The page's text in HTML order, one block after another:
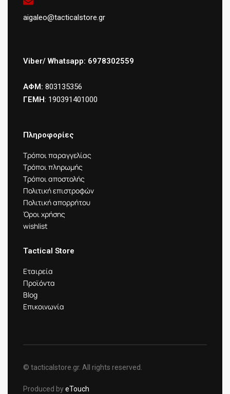
aigaleo@tacticalstore.gr
Viber/ Whatsapp: 6978302559
ΑΦΜ: 803135356
ΓΕΜΗ: 190391401000
Πληροφορίες
Τρόποι παραγγελίας
Τρόποι πληρωμής
Τρόποι αποστολής
Πολιτική επιστροφών
Πολιτική απορρήτου
Όροι χρήσης
wishlist
Tactical Store
Εταιρεία
Προϊόντα
Blog
Επικοινωνία
© tacticalstore.gr. All rights reserved.
Produced byeTouch